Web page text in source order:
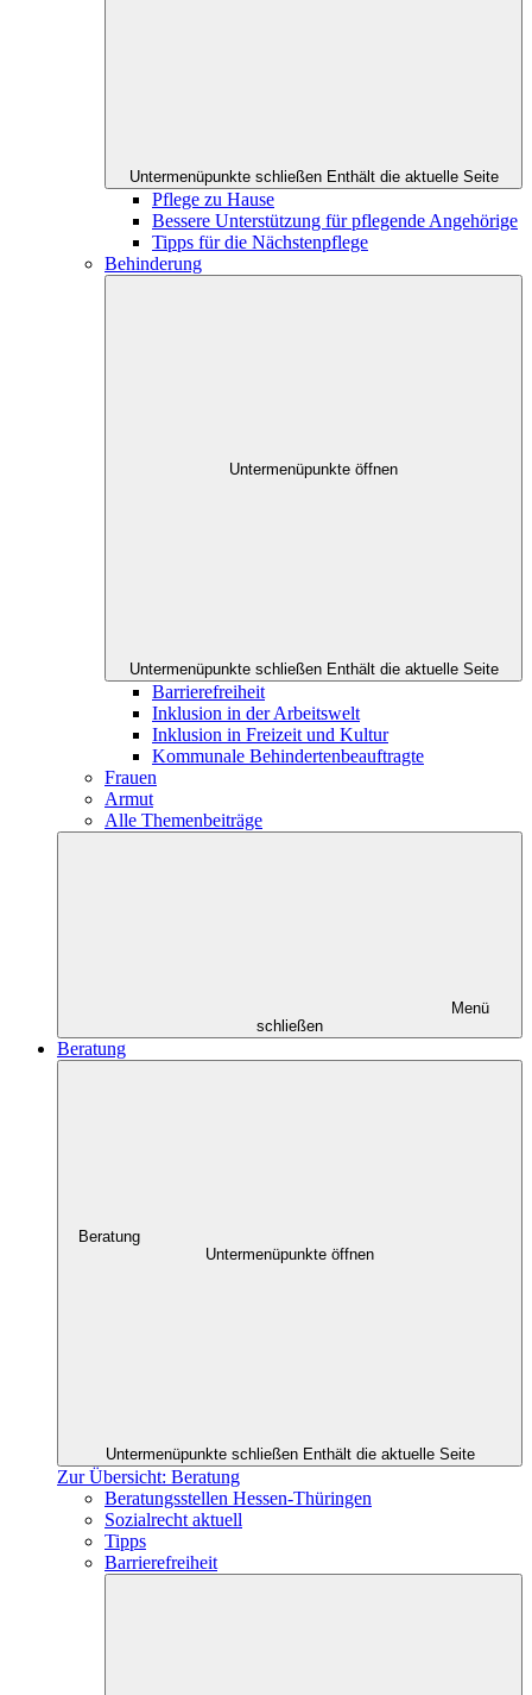
Untermenüpunkte schließen Enthält die aktuelle Seite
Pflege zu Hause
Bessere Unterstützung für pflegende Angehörige
Tipps für die Nächstenpflege
Behinderung
Untermenüpunkte öffnen
Untermenüpunkte schließen Enthält die aktuelle Seite
Barrierefreiheit
Inklusion in der Arbeitswelt
Inklusion in Freizeit und Kultur
Kommunale Behindertenbeauftragte
Frauen
Armut
Alle Themenbeiträge
Menü
schließen
Beratung
Beratung
Untermenüpunkte öffnen
Untermenüpunkte schließen Enthält die aktuelle Seite
Zur Übersicht: Beratung
Beratungsstellen Hessen-Thüringen
Sozialrecht aktuell
Tipps
Barrierefreiheit